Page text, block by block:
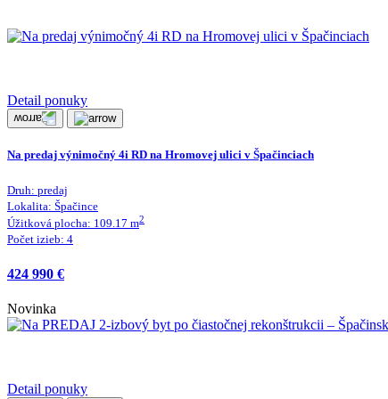
Detail ponuky
Na predaj výnimočný 4i RD na Hromovej ulici v Špačinciach
Druh: predaj
Lokalita: Špačince
Úžitková plocha: 109.17 m2
Počet izieb: 4
424 990 €
Novinka
Detail ponuky